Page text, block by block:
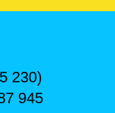
230)
945